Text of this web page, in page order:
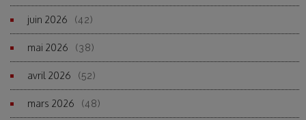
juin 2026 (42)
mai 2026 (38)
avril 2026 (52)
mars 2026 (48)